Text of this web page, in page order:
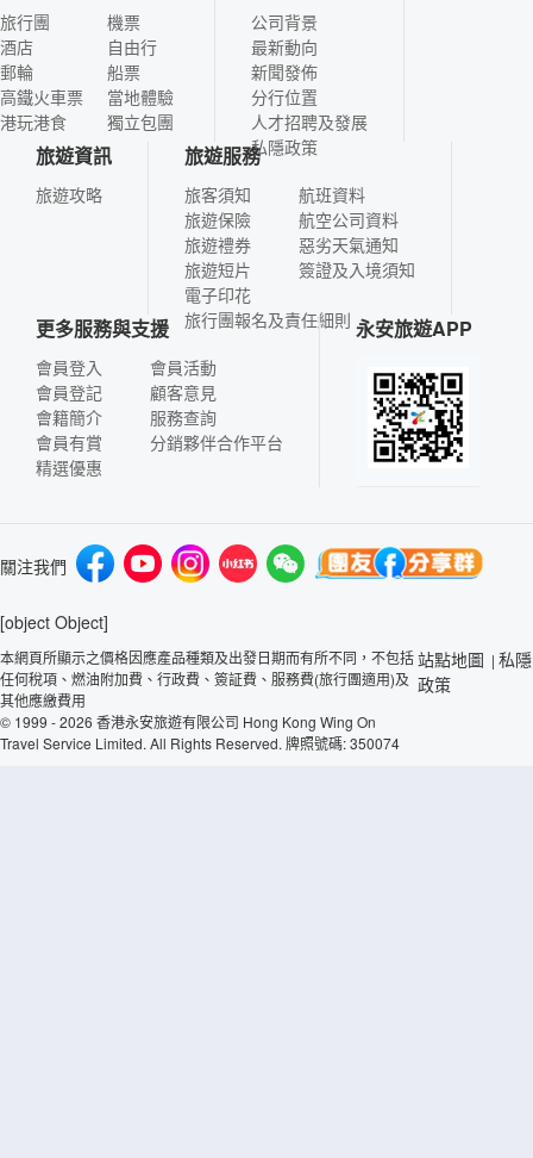
旅行團
酒店
郵輪
高鐵火車票
港玩港食
機票
自由行
船票
當地體驗
獨立包團
公司背景
最新動向
新聞發佈
分行位置
人才招聘及發展
私隱政策
旅遊資訊
旅遊攻略
旅遊服務
旅客須知
旅遊保險
旅遊禮券
旅遊短片
電子印花
航班資料
航空公司資料
惡劣天氣通知
簽證及入境須知
旅行團報名及責任細則
更多服務與支援
會員登入
會員登記
會籍簡介
會員有賞
精選優惠
會員活動
顧客意見
服務查詢
分銷夥伴合作平台
永安旅遊APP
關注我們
[object Object]
本網頁所顯示之價格因應產品種類及出發日期而有所不同，不包括
任何稅項、燃油附加費、行政費、簽証費、服務費(旅行團適用)及
其他應繳費用
© 1999 - 2026 香港永安旅遊有限公司 Hong Kong Wing On
Travel Service Limited. All Rights Reserved. 牌照號碼: 350074
站點地圖 | 私隱
政策